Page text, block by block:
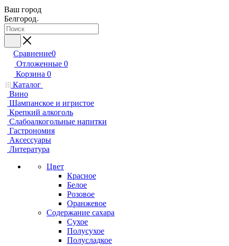
Ваш город
Белгород
Сравнение0
Отложенные 0
Корзина 0
Каталог
Вино
Шампанское и игристое
Крепкий алкоголь
Слабоалкогольные напитки
Гастрономия
Аксессуары
Литература
Цвет
Красное
Белое
Розовое
Оранжевое
Содержание сахара
Сухое
Полусухое
Полусладкое